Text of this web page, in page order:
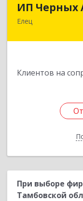
ИП Черных
Елец
Клиентов на
399771,
При выборе
Тамбовской